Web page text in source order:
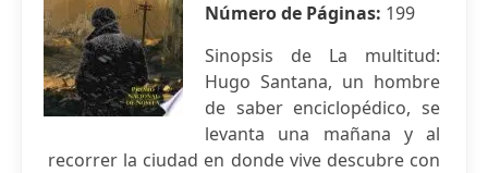
Número de Páginas: 199
Sinopsis de La multitud:
Hugo Santana, un hombre
de saber enciclopédico, se
levanta una mañana y al
recorrer la ciudad en donde vive descubre con